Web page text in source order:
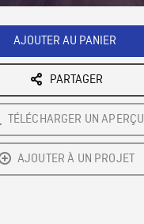
AJOUTER AU PANIER
PARTAGER
TÉLÉCHARGER UN APERÇU
AJOUTER À UN PROJET